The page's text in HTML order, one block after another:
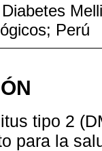
Diabetes
Perú
tipo 2
para la